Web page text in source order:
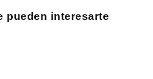
pueden interesarte